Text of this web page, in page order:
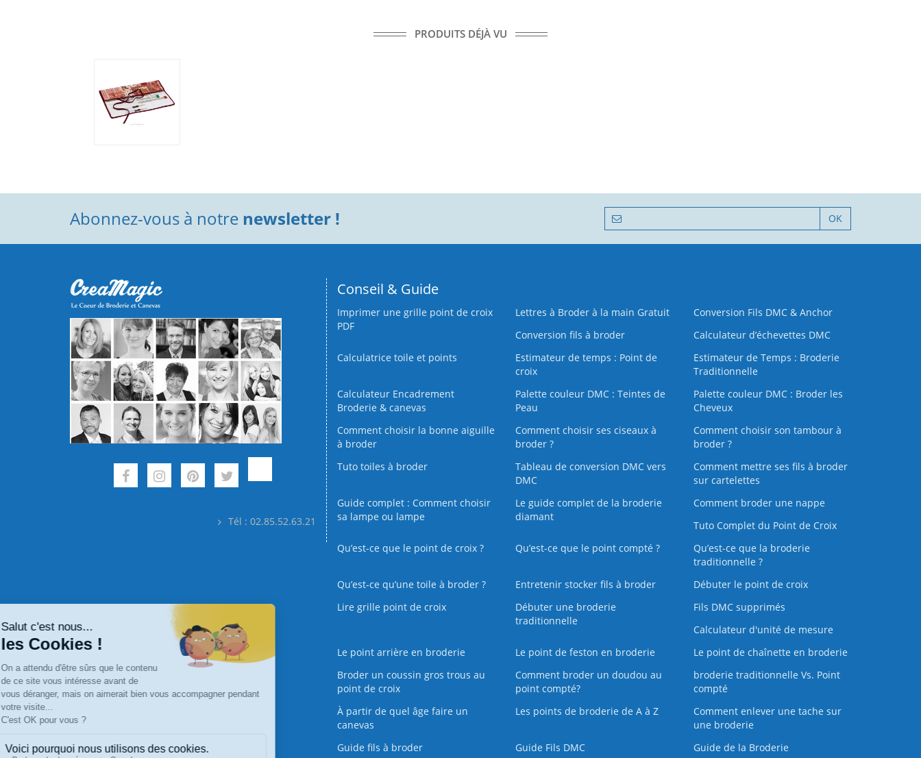
PRODUITS DÉJÀ VU
Abonnez-vous à notre newsletter ! OK
Tél : 02.85.52.63.21
Conseil & Guide
Imprimer une grille point de croix
PDF
Lettres à Broder à la main Gratuit
Conversion Fils DMC & Anchor
Conversion fils à broder
Calculateur d’échevettes DMC
Calculatrice toile et points
Estimateur de temps : Point de
croix
Estimateur de Temps : Broderie
Traditionnelle
Calculateur Encadrement
Broderie & canevas
Palette couleur DMC : Teintes de
Peau
Palette couleur DMC : Broder les
Cheveux
Comment choisir la bonne aiguille
à broder
Comment choisir ses ciseaux à
broder ?
Comment choisir son tambour à
broder ?
Tuto toiles à broder
Tableau de conversion DMC vers
DMC
Comment mettre ses fils à broder
sur cartelettes
Guide complet : Comment choisir
sa lampe ou lampe
Le guide complet de la broderie
diamant
Comment broder une nappe
Tuto Complet du Point de Croix
Qu’est-ce que le point de croix ?
Qu’est-ce que le point compté ?
Qu’est-ce que la broderie
traditionnelle ?
Qu’est‑ce qu’une toile à broder ?
Entretenir stocker fils à broder
Débuter le point de croix
Lire grille point de croix
Débuter une broderie
traditionnelle
Fils DMC supprimés
Calculateur d'unité de mesure
Le point arrière en broderie
Le point de feston en broderie
Le point de chaînette en broderie
Broder un coussin gros trous au
point de croix
Comment broder un doudou au
point compté?
broderie traditionnelle Vs. Point
compté
À partir de quel âge faire un
canevas
Les points de broderie de A à Z
Comment enlever une tache sur
une broderie
Guide fils à broder
Guide Fils DMC Guide de la Broderie